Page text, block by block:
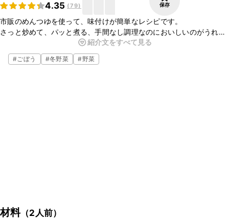
4.35 (79) 保存
市販のめんつゆを使って、味付けが簡単なレシピです。
さっと炒めて、パッと煮る、手間なし調理なのにおいしいのがうれし
ごぼうのザクザクした食感が食べ応えバツグンで、ごはんが進みま
す。
紹介文をすべて見る
#ごぼう #冬野菜 #野菜
材料（2人前）